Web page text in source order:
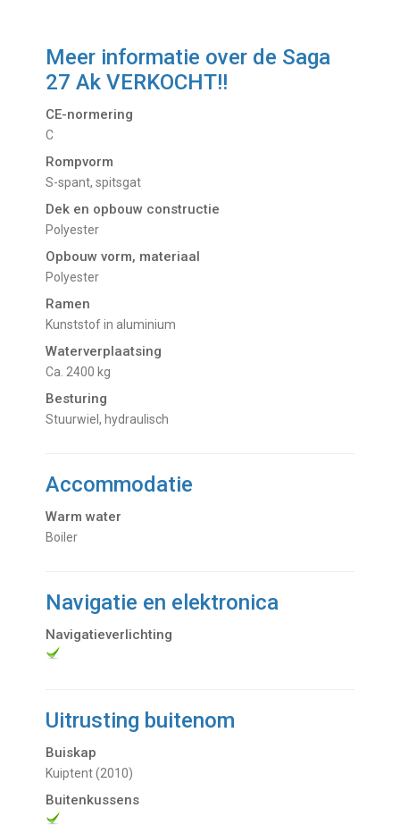
Meer informatie over de Saga
27 Ak VERKOCHT!!
CE-normering
C
Rompvorm
S-spant, spitsgat
Dek en opbouw constructie
Polyester
Opbouw vorm, materiaal
Polyester
Ramen
Kunststof in aluminium
Waterverplaatsing
Ca. 2400 kg
Besturing
Stuurwiel, hydraulisch
Accommodatie
Warm water
Boiler
Navigatie en elektronica
Navigatieverlichting
Uitrusting buitenom
Buiskap
Kuiptent (2010)
Buitenkussens